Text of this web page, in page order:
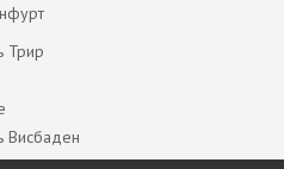
Трир
Висбаден